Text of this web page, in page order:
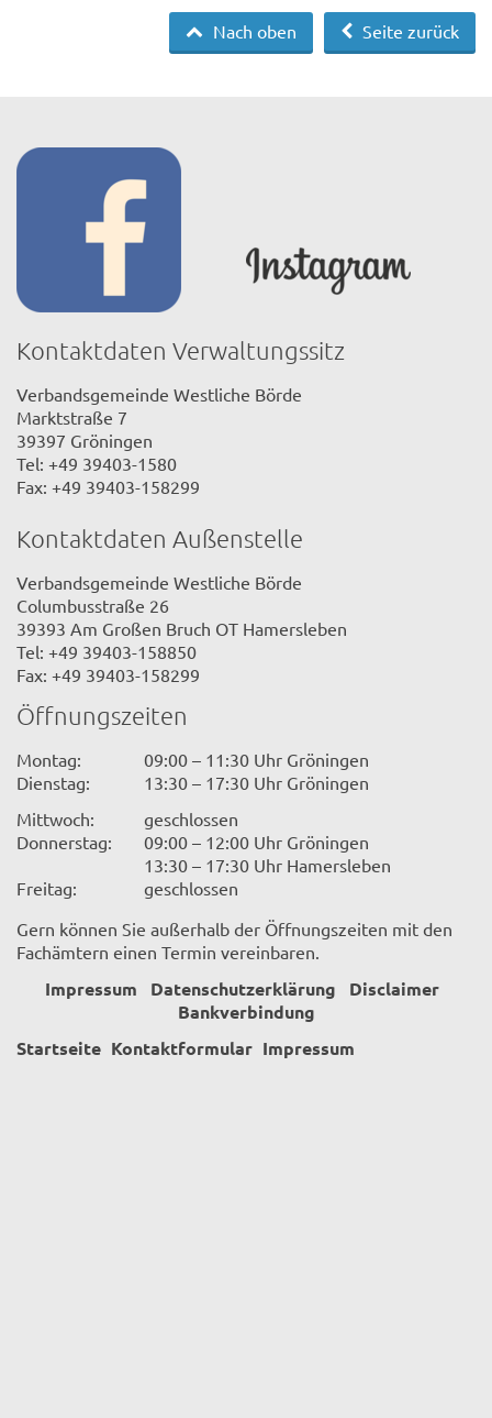
Seite zurück
Nach oben
Kontaktdaten Verwaltungssitz
Verbandsgemeinde Westliche Börde
Marktstraße 7
39397 Gröningen
Tel: +49 39403-1580
Fax: +49 39403-158299
Kontaktdaten Außenstelle
Verbandsgemeinde Westliche Börde
Columbusstraße 26
39393 Am Großen Bruch OT Hamersleben
Tel: +49 39403-158850
Fax: +49 39403-158299
Öffnungszeiten
Montag:
09:00 – 11:30 Uhr Gröningen
Dienstag:
13:30 – 17:30 Uhr Gröningen
Mittwoch:
geschlossen
Donnerstag:
09:00 – 12:00 Uhr Gröningen
13:30 – 17:30 Uhr Hamersleben
Freitag:
geschlossen
Gern können Sie außerhalb der Öffnungszeiten mit den
Fachämtern einen Termin vereinbaren.
Impressum Datenschutzerklärung
Disclaimer
Bankverbindung
Startseite Kontaktformular Impressum